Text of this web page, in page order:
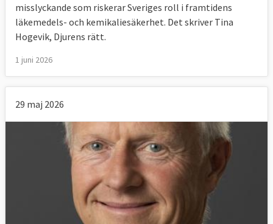
misslyckande som riskerar Sveriges roll i framtidens
läkemedels- och kemikaliesäkerhet. Det skriver Tina
Hogevik, Djurens rätt.
1 juni 2026
29 maj 2026